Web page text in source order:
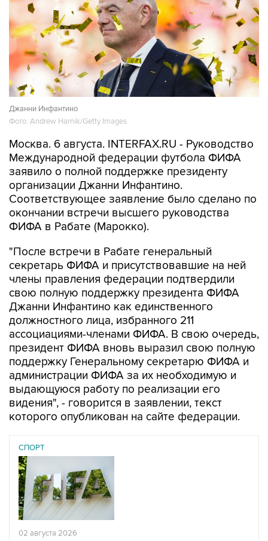
Джанни Инфантино
Фото: Andrew Harnik/Getty Images
Москва. 6 августа. INTERFAX.RU - Руководство
Международной федерации футбола ФИФА
заявило о полной поддержке президенту
организации Джанни Инфантино.
Соответствующее заявление было сделано по
окончании встречи высшего руководства
ФИФА в Рабате (Марокко).
"После встречи в Рабате генеральный
секретарь ФИФА и присутствовавшие на ней
члены правления федерации подтвердили
свою полную поддержку президента ФИФА
Джанни Инфантино как единственного
должностного лица, избранного 211
ассоциациями-членами ФИФА. В свою очередь,
президент ФИФА вновь выразил свою полную
поддержку Генеральному секретарю ФИФА и
администрации ФИФА за их необходимую и
выдающуюся работу по реализации его
видения", - говорится в заявлении, текст
которого опубликован на сайте федерации.
СПОРТ
02 августа 2026